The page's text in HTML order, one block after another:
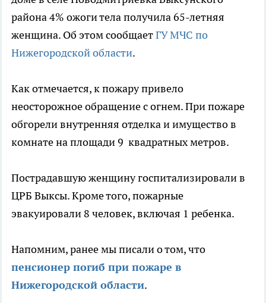
района 4% ожоги тела получила 65-летняя
женщина. Об этом сообщаетГУ МЧС по
Нижегородской области.
Как отмечается, к пожару привело
неосторожное обращение с огнем. При пожаре
обгорели внутренняя отделка и имущество в
комнате на площади 9 квадратных метров.
Пострадавшую женщину госпитализировали в
ЦРБ Выксы. Кроме того, пожарные
эвакуировали 8 человек, включая 1 ребенка.
Напомним, ранее мы писали о том, что
пенсионер погиб при пожаре в
Нижегородской области.